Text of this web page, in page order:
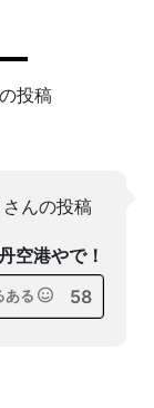
投稿
んの投稿
空港やで！
ある 58